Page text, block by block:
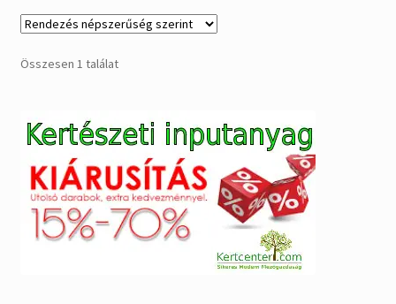
Összesen 1 találat